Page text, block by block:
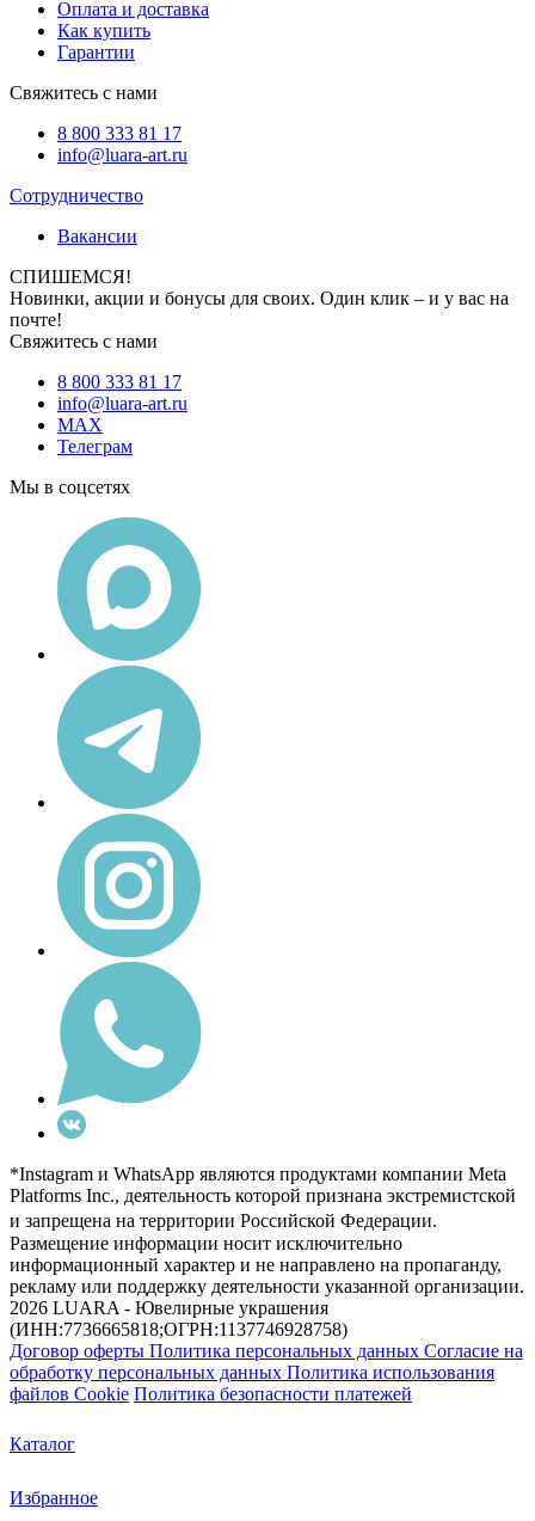
Оплата и доставка
Как купить
Гарантии
Свяжитесь с нами
8 800 333 81 17
info@luara-art.ru
Сотрудничество
Вакансии
СПИШЕМСЯ!
Новинки, акции и бонусы для своих. Один клик – и у вас на
почте!
Свяжитесь с нами
8 800 333 81 17
info@luara-art.ru
MAX
Телеграм
Мы в соцсетях
*Instagram и WhatsApp являются продуктами компании Meta
Platforms Inc., деятельность которой признана экстремистской
и запрещена на территории Российской Федерации.
Размещение информации носит исключительно
информационный характер и не направлено на пропаганду,
рекламу или поддержку деятельности указанной организации.
2026 LUARA - Ювелирные украшения
(ИНН:7736665818;ОГРН:1137746928758)
Договор оферты Политика персональных данных Согласие на
обработку персональных данных Политика использования
файлов Cookie Политика безопасности платежей
Каталог
Избранное